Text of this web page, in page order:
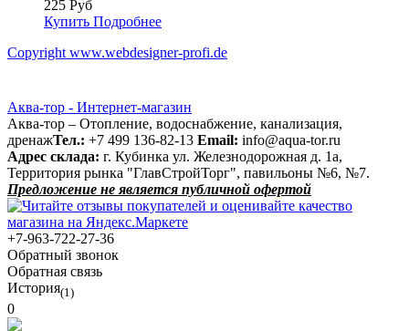
225 Руб
Купить Подробнее
Copyright www.webdesigner-profi.de
Аква-тор - Интернет-магазин
Аква-тор – Отопление, водоснабжение, канализация,
дренажТел.: +7 499 136-82-13 Email: info@aqua-tor.ru
Адрес склада: г. Кубинка ул. Железнодорожная д. 1а,
Территория рынка "ГлавСтройТорг", павильоны №6, №7.
Предложение не является публичной офертой
+7-963-722-27-36
Обратный звонок
Обратная связь
История(1)
0